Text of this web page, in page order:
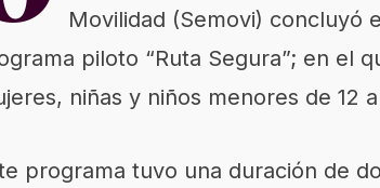
Movilidad (Semovi) concluyó
piloto “Ruta Segura”; en el
niñas y niños menores de 12
programa tuvo una duración de